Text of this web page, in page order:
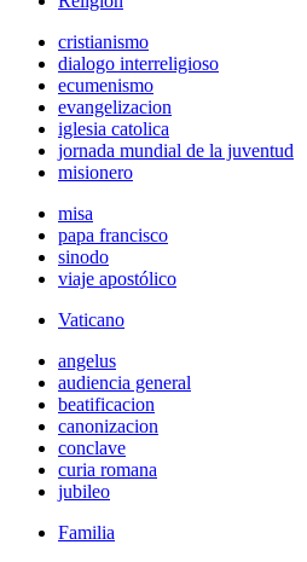
cristianismo
dialogo interreligioso
ecumenismo
evangelizacion
iglesia catolica
jornada mundial de la juventud
misionero
misa
papa francisco
sinodo
viaje apostólico
Vaticano
angelus
audiencia general
beatificacion
canonizacion
conclave
curia romana
jubileo
Familia